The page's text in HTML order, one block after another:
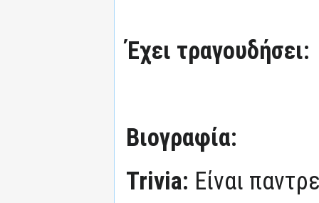
Έχει τραγουδήσει:
Βιογραφία:
Trivia: Είναι